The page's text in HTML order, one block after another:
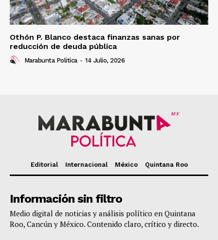
Othón P. Blanco destaca finanzas sanas por
reducción de deuda pública
Marabunta Politica - 14 Julio, 2026
MX
Editorial Internacional México Quintana Roo
Información sin filtro
Medio digital de noticias y análisis político en Quintana
Roo, Cancún y México. Contenido claro, crítico y directo.